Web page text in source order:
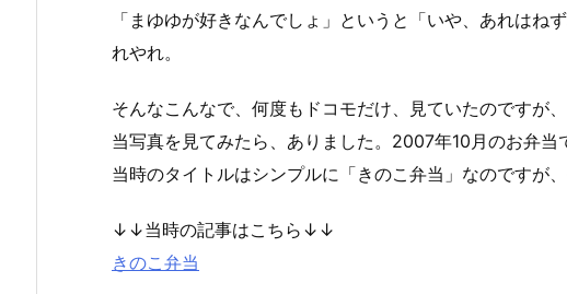
「まゆゆが好きなんでしょ」というと「いや、あれは
れやれ。
そんなこんなで、何度もドコモだけ、見ていたのですが
当写真を見てみたら、ありました。2007年10月のお弁当
当時のタイトルはシンプルに「きのこ弁当」なのですが
↓↓当時の記事はこちら↓↓
きのこ弁当